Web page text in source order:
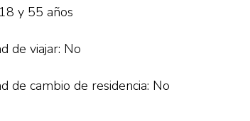
y 55 años
de viajar: No
de cambio de residencia: No